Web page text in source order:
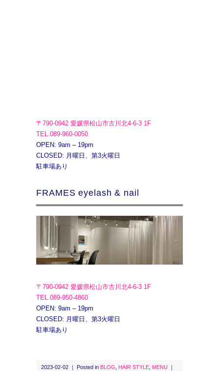
〒790-0942 愛媛県松山市古川北4-6-3 1F
TEL.089-960-0050
OPEN: 9am – 19pm
CLOSED: 月曜日、第3火曜日
駐車場あり
FRAMES eyelash & nail
〒790-0942 愛媛県松山市古川北4-6-3 1F
TEL.089-950-4860
OPEN: 9am – 19pm
CLOSED: 月曜日、第3火曜日
駐車場あり
2023-02-02 ｜ Posted in BLOG HAIR STYLE MENU